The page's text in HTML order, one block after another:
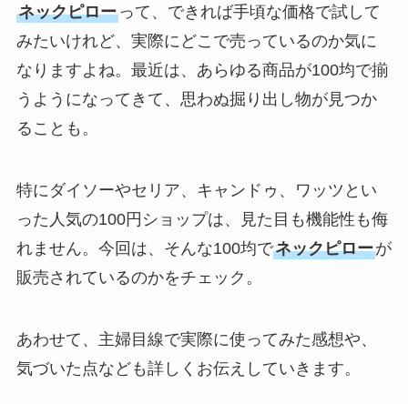
方とおすすめも紹
介！
【100均】ダイソー/
セリア等でスパイス
ドの違いもわかりや
【100均】ダイソー/
セリア等でチャイル
すめ通販も紹介！
ネックピローって、できれば手頃な価格で試して
みたいけれど、実際にどこで売っているのか気に
なりますよね。最近は、あらゆる商品が100均で揃
うようになってきて、思わぬ掘り出し物が見つか
ることも。
特にダイソーやセリア、キャンドゥ、ワッツとい
った人気の100円ショップは、見た目も機能性も侮
れません。今回は、そんな100均でネックピローが
販売されているのかをチェック。
あわせて、主婦目線で実際に使ってみた感想や、
気づいた点なども詳しくお伝えしていきます。